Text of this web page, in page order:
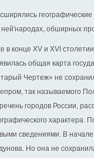
обширных
в конце XV и XVI
общая карта
Чертеж» не
так называемого
городов России,
характера.
сведениями. В
Но она не